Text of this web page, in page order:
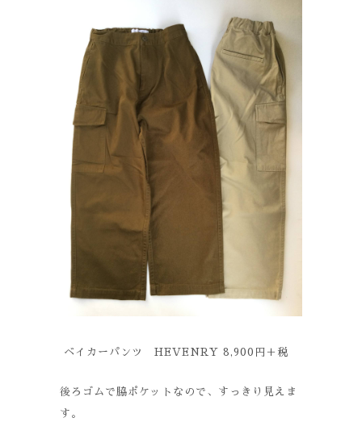
ベイカーパンツ HEVENRY 8,900円＋税
後ろゴムで脇ポケットなので、すっきり見えま
す。